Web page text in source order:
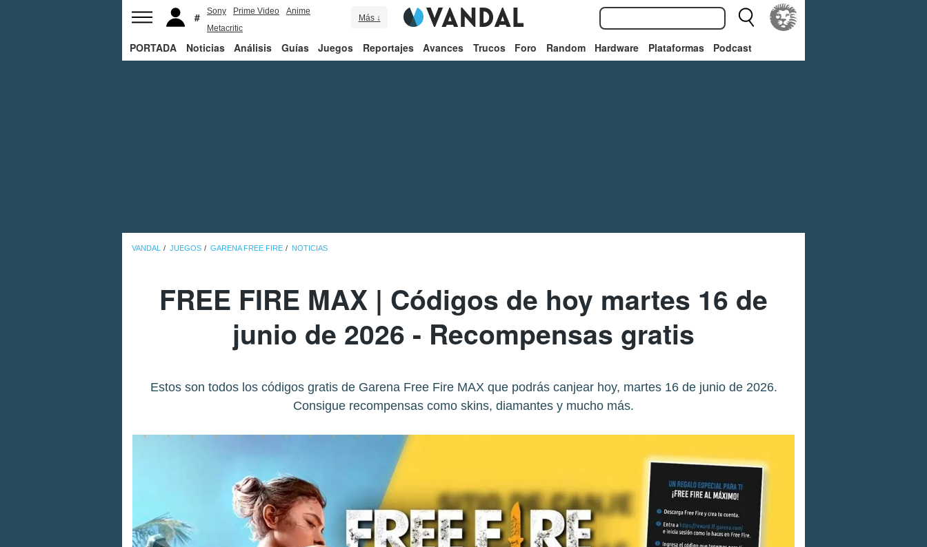
Sony Prime Video
Anime
Metacritic
Más ↓
PORTADA Noticias Análisis Guías Juegos Reportajes Avances Trucos Foro Random Hardware Plataformas Podcast
VANDAL JUEGOS GARENA FREE FIRE NOTICIAS
FREE FIRE MAX | Códigos de hoy martes 16 de
junio de 2026 - Recompensas gratis
Estos son todos los códigos gratis de Garena Free Fire MAX que podrás canjear hoy, martes 16 de junio de 2026.
Consigue recompensas como skins, diamantes y mucho más.